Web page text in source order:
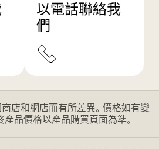
以電話聯絡我
們
店和網店而有所差異。價格如有變
產品價格以產品購買頁面為準。